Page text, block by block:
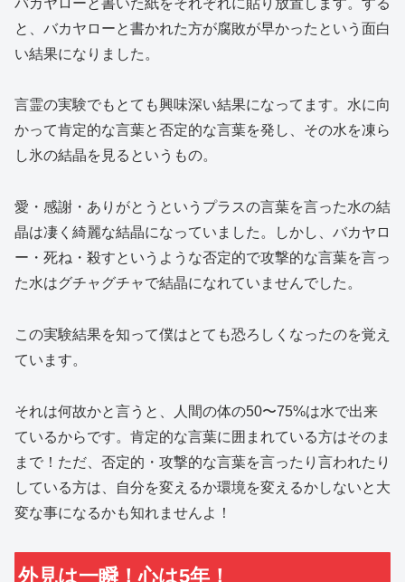
と、バカヤローと書かれた方が腐敗が早かったという面白
い結果になりました。
言霊の実験でもとても興味深い結果になってます。水に向
かって肯定的な言葉と否定的な言葉を発し、その水を凍ら
し氷の結晶を見るというもの。
愛・感謝・ありがとうというプラスの言葉を言った水の結
晶は凄く綺麗な結晶になっていました。しかし、バカヤロ
ー・死ね・殺すというような否定的で攻撃的な言葉を言っ
た水はグチャグチャで結晶になれていませんでした。
この実験結果を知って僕はとても恐ろしくなったのを覚え
ています。
それは何故かと言うと、人間の体の50〜75%は水で出来
ているからです。肯定的な言葉に囲まれている方はそのま
まで！ただ、否定的・攻撃的な言葉を言ったり言われたり
している方は、自分を変えるか環境を変えるかしないと大
変な事になるかも知れませんよ！
外見は一瞬！心は5年！